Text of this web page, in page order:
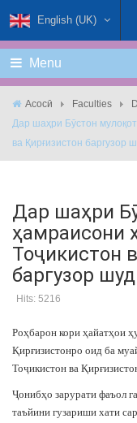
English (UK)
Menu
Асосӣ Faculties
Дар шаҳри Бӯстон
ва Қирғизистон баргузор
Дар шаҳри
ҳамраисони
Тоҷикистон
баргузор шуд
Hits: 5216
Роҳбарон кори ҳайатҳои
Қирғизистонро оид ба
Тоҷикистон ва
Ҷонибҳо зарурати фаъол
таъйини гузариши хати